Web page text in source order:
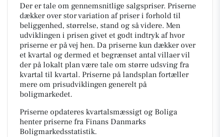
Der er tale om gennemsnitlige salgspriser. Priserne
dækker over stor variation af priser i forhold til
beliggenhed, størrelse, stand og så videre. Men
udviklingen i prisen givet et godt indtryk af hvor
priserne er på vej hen. Da priserne kun dækker over
et kvartal og dermed et begrænset antal villaer vil
der på lokalt plan være tale om større udsving fra
kvartal til kvartal. Priserne på landsplan fortæller
mere om prisudviklingen generelt på
boligmarkedet.
Priserne opdateres kvartalsmæssigt og Boliga
henter priserne fra Finans Danmarks
Boligmarkedsstatistik.